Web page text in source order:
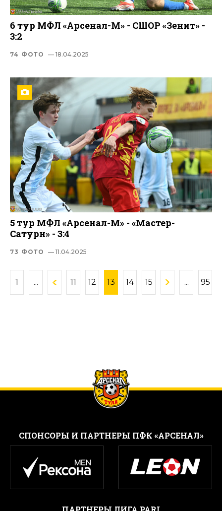
6 тур МФЛ «Арсенал-М» - СШОР «Зенит» -
3:2
74 ФОТО — 18.04.2025
5 тур МФЛ «Арсенал-М» - «Мастер-
Сатурн» - 3:4
73 ФОТО — 11.04.2025
1 ... 11 12 13 14 15 ... 95
CПОНСОРЫ И ПАРТНЕРЫ ПФК «АРСЕНАЛ»